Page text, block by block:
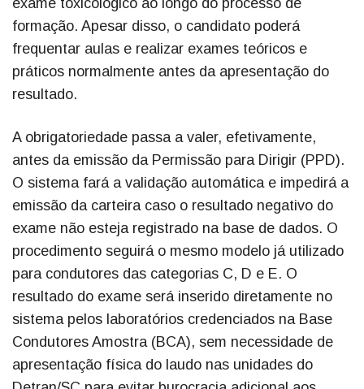
formação. Apesar disso, o candidato poderá
frequentar aulas e realizar exames teóricos e
práticos normalmente antes da apresentação do
resultado.
A obrigatoriedade passa a valer, efetivamente,
antes da emissão da Permissão para Dirigir (PPD).
O sistema fará a validação automática e impedirá a
emissão da carteira caso o resultado negativo do
exame não esteja registrado na base de dados. O
procedimento seguirá o mesmo modelo já utilizado
para condutores das categorias C, D e E. O
resultado do exame será inserido diretamente no
sistema pelos laboratórios credenciados na Base
Condutores Amostra (BCA), sem necessidade de
apresentação física do laudo nas unidades do